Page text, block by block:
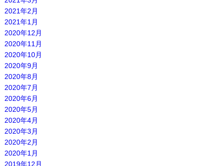
2021年2月
2021年1月
2020年12月
2020年11月
2020年10月
2020年9月
2020年8月
2020年7月
2020年6月
2020年5月
2020年4月
2020年3月
2020年2月
2020年1月
2019年12月